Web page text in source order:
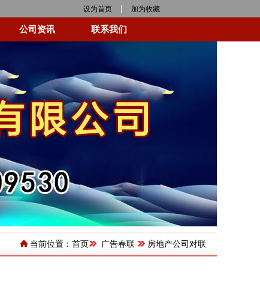
设为首页 | 加为收藏
公司资讯 联系我们
当前位置： 首页 广告春联 房地产公司对联